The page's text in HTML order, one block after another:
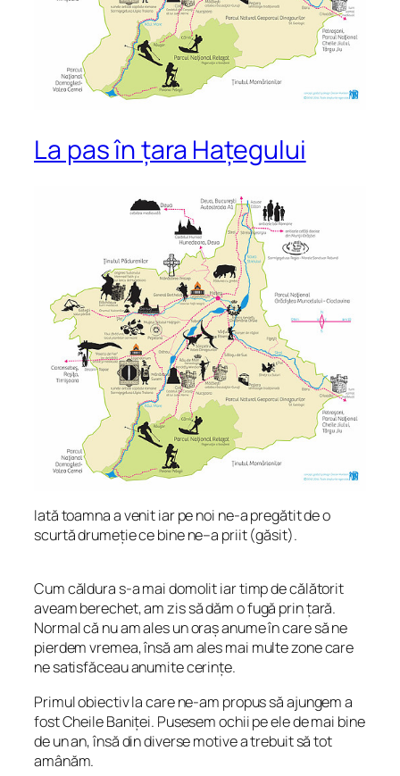
La pas în țara Hațegului
Iată toamna a venit iar pe noi ne-a pregătit de o
scurtă drumeție ce bine ne–a priit (găsit).
Cum căldura s-a mai domolit iar timp de călătorit
aveam berechet, am zis să dăm o fugă prin țară.
Normal că nu am ales un oraș anume în care să ne
pierdem vremea, însă am ales mai multe zone care
ne satisfăceau anumite cerințe.
Primul obiectiv la care ne-am propus să ajungem a
fost Cheile Baniței. Pusesem ochii pe ele de mai bine
de un an, însă din diverse motive a trebuit să tot
amânăm.